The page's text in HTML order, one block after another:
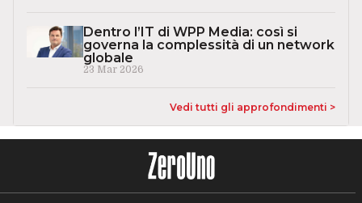
Dentro l’IT di WPP Media: così si
governa la complessità di un network
globale
23 Mar 2026
Vedi tutti gli approfondimenti >